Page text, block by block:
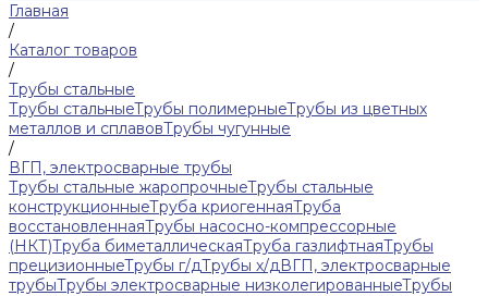
Главная
/
Каталог товаров
/
Трубы стальные
Трубы стальныеТрубы полимерныеТрубы из цветных
металлов и сплавовТрубы чугунные
/
ВГП, электросварные трубы
Трубы стальные жаропрочныеТрубы стальные
конструкционныеТруба криогеннаяТруба
восстановленнаяТрубы насосно-компрессорные
(НКТ)Труба биметаллическаяТруба газлифтнаяТрубы
прецизионныеТрубы г/дТрубы х/дВГП, электросварные
трубыТрубы электросварные низколегированныеТрубы